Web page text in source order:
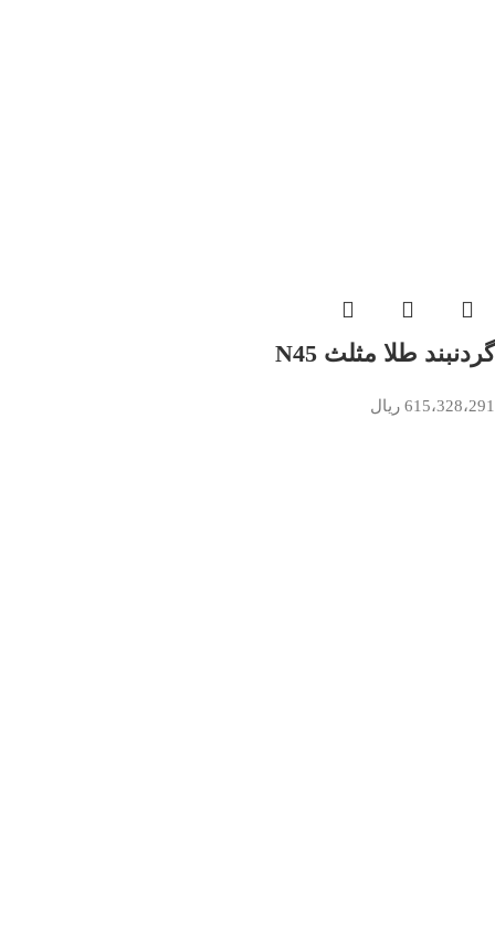
گردنبند طلا مثلث N45
615،328،291 ریال